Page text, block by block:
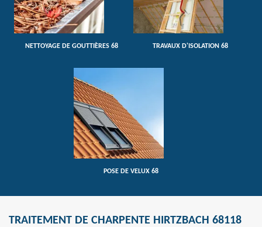
NETTOYAGE DE GOUTTIÈRES 68 TRAVAUX D'ISOLATION 68
POSE DE VELUX 68
TRAITEMENT DE CHARPENTE HIRTZBACH 68118